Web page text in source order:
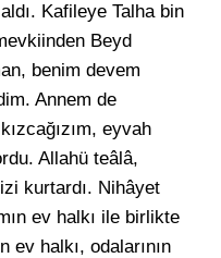
Kafileye Talha bin
Beyd
benim devem
Annem de
eyvah
Allahü teâlâ,
kurtardı. Nihâyet
ev halkı ile birlikte
ev halkı, odalarının